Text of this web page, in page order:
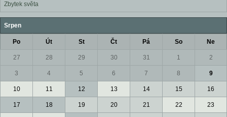
Zbytek světa
Srpen
Po Út St Čt Pá So Ne
27 28 29 30 31 1 2
3 4 5 6 7 8 9
10 11 12 13 14 15 16
17 18 19 20 21 22 23